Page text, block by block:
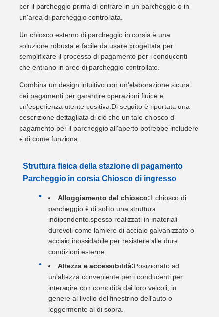
per il parcheggio prima di entrare in un parcheggio o in
un'area di parcheggio controllata.
Un chiosco esterno di parcheggio in corsia è una
soluzione robusta e facile da usare progettata per
semplificare il processo di pagamento per i conducenti
che entrano in aree di parcheggio controllate.
Combina un design intuitivo con un'elaborazione sicura
dei pagamenti per garantire operazioni fluide e
un'esperienza utente positiva.Di seguito è riportata una
descrizione dettagliata di ciò che un tale chiosco di
pagamento per il parcheggio all'aperto potrebbe includere
e di come funziona.
Struttura fisica della stazione di pagamento
Parcheggio in corsia Chiosco di ingresso
Alloggiamento del chiosco:Il chiosco di
parcheggio è di solito una struttura
indipendente.spesso realizzati in materiali
durevoli come lamiere di acciaio galvanizzato o
acciaio inossidabile per resistere alle dure
condizioni esterne.
Altezza e accessibilità:Posizionato ad
un'altezza conveniente per i conducenti per
interagire con comodità dai loro veicoli, in
genere al livello del finestrino dell'auto o
leggermente al di sopra.